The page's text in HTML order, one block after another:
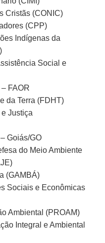
Cristãs (CONIC)
(CPP)
Indígenas da
Social e
FAOR
da Terra (FDHT)
Justiça
Goiás/GO
do Meio Ambiente
(GAMBÁ)
Sociais e Econômicas
Ambiental (PROAM)
Integral e Ambiental